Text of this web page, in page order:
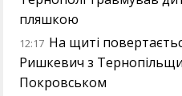
пляшкою
12:17 На щиті
Ришкевич з
Покровськом